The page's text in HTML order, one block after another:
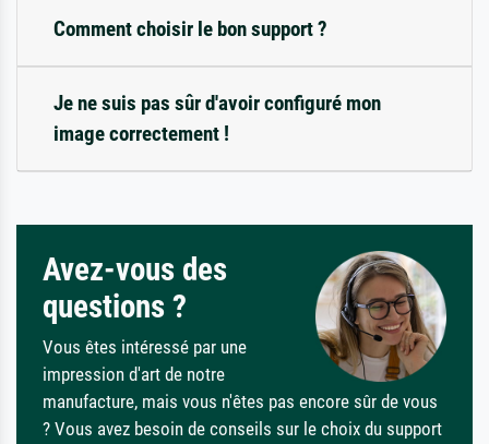
Comment choisir le bon support ?
Je ne suis pas sûr d'avoir configuré mon
image correctement !
Avez-vous des
questions ?
Vous êtes intéressé par une
impression d'art de notre
manufacture, mais vous n'êtes pas encore sûr de vous
? Vous avez besoin de conseils sur le choix du support